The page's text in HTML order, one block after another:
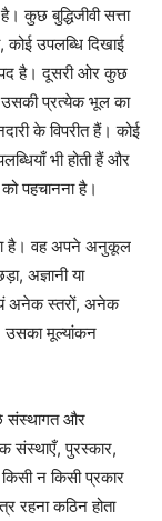
कुछ बुद्धिजीवी सत्ता
उपलब्धि दिखाई
है। दूसरी ओर कुछ
उसकी प्रत्येक भूल का
के विपरीत हैं। कोई
भी होती हैं और
को पहचानना है।
है। वह अपने अनुकूल
अज्ञानी या
अनेक स्तरों, अनेक
उसका मूल्यांकन
संस्थागत और
संस्थाएँ, पुरस्कार,
न किसी प्रकार
रहना कठिन होता